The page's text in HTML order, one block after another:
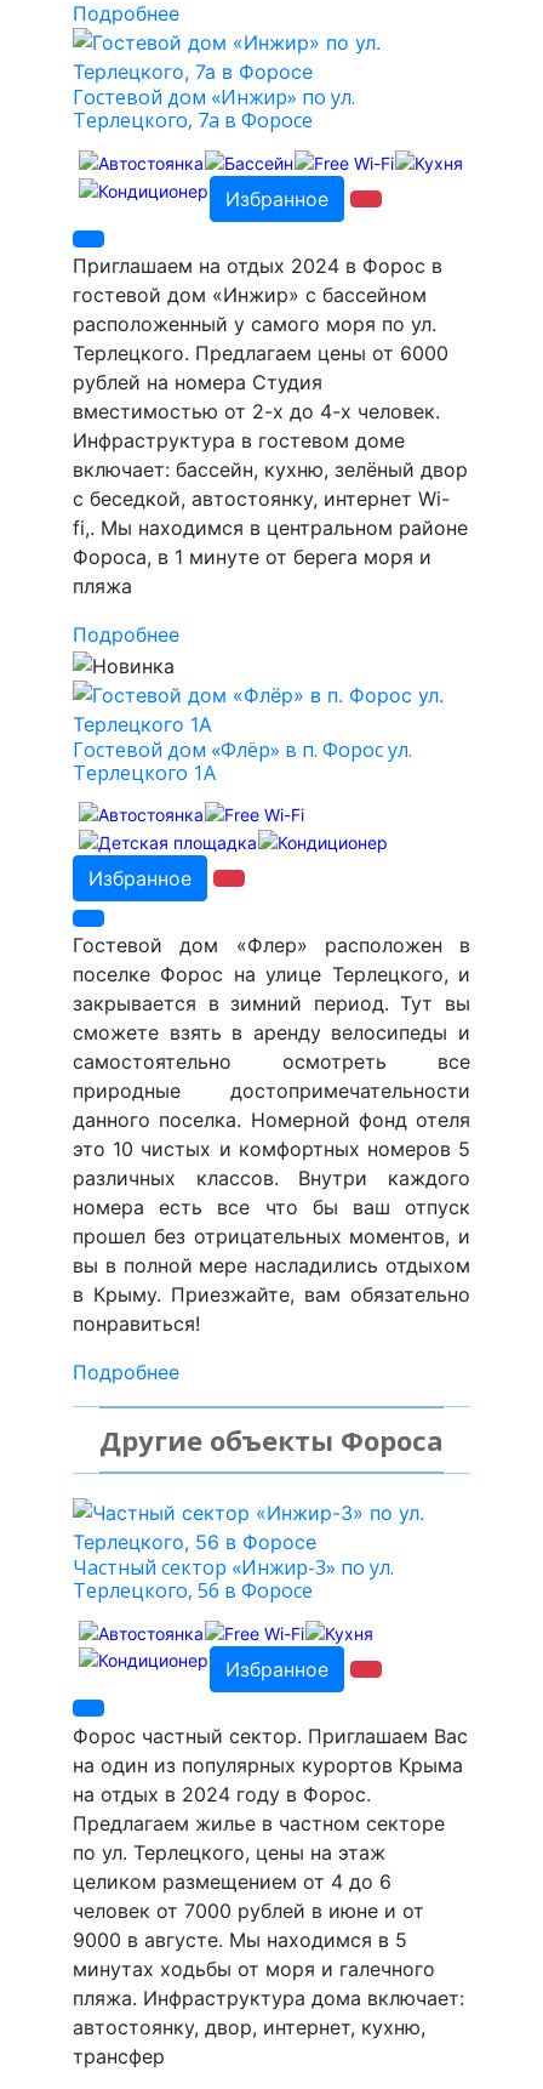
Подробнее
Гостевой дом «Инжир» по ул.
Терлецкого, 7а в Форосе
Избранное
Приглашаем на отдых 2024 в Форос в
гостевой дом «Инжир» с бассейном
расположенный у самого моря по ул.
Терлецкого. Предлагаем цены от 6000
рублей на номера Студия
вместимостью от 2-х до 4-х человек.
Инфраструктура в гостевом доме
включает: бассейн, кухню, зелёный двор
с беседкой, автостоянку, интернет Wi-
fi,. Мы находимся в центральном районе
Фороса, в 1 минуте от берега моря и
пляжа
Подробнее
Гостевой дом «Флёр» в п. Форос ул.
Терлецкого 1А
Избранное
Гостевой дом «Флер» расположен в
поселке Форос на улице Терлецкого, и
закрывается в зимний период. Тут вы
сможете взять в аренду велосипеды и
самостоятельно осмотреть все
природные достопримечательности
данного поселка. Номерной фонд отеля
это 10 чистых и комфортных номеров 5
различных классов. Внутри каждого
номера есть все что бы ваш отпуск
прошел без отрицательных моментов, и
вы в полной мере насладились отдыхом
в Крыму. Приезжайте, вам обязательно
понравиться!
Подробнее
Другие объекты Фороса
Частный сектор «Инжир-3» по ул.
Терлецкого, 56 в Форосе
Избранное
Форос частный сектор. Приглашаем Вас
на один из популярных курортов Крыма
на отдых в 2024 году в Форос.
Предлагаем жилье в частном секторе
по ул. Терлецкого, цены на этаж
целиком размещением от 4 до 6
человек от 7000 рублей в июне и от
9000 в августе. Мы находимся в 5
минутах ходьбы от моря и галечного
пляжа. Инфраструктура дома включает:
автостоянку, двор, интернет, кухню,
трансфер